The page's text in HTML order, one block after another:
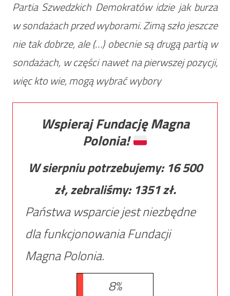
Partia Szwedzkich Demokratów idzie jak burza
w sondażach przed wyborami. Zimą szło jeszcze
nie tak dobrze, ale (…) obecnie są drugą partią w
sondażach, w części nawet na pierwszej pozycji,
więc kto wie, mogą wybrać wybory
Wspieraj Fundację Magna
Polonia!
W sierpniu potrzebujemy: 16 500
zł, zebraliśmy: 1351zł.
Państwa wsparcie jest niezbędne
dla funkcjonowania Fundacji
Magna Polonia.
8%